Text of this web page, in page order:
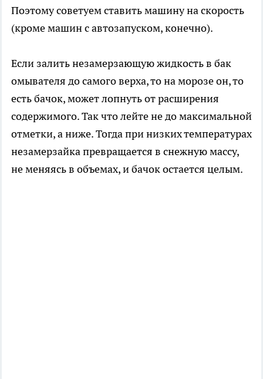
Поэтому советуем ставить машину на скорость
(кроме машин с автозапуском, конечно).
Если залить незамерзающую жидкость в бак
омывателя до самого верха, то на морозе он, то
есть бачок, может лопнуть от расширения
содержимого. Так что лейте не до максимальной
отметки, а ниже. Тогда при низких температурах
незамерзайка превращается в снежную массу,
не меняясь в объемах, и бачок остается целым.